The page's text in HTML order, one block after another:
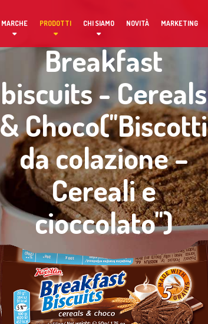
MARCHE PRODOTTI CHI SIAMO NOVITÀ MARKETING
Breakfast
biscuits - Cereals
& Choco(''Biscotti
da colazione –
Cereali e
cioccolato'')